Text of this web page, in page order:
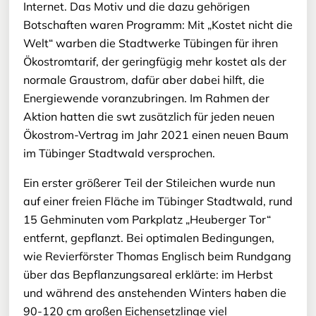
Internet. Das Motiv und die dazu gehörigen
Botschaften waren Programm: Mit „Kostet nicht die
Welt“ warben die Stadtwerke Tübingen für ihren
Ökostromtarif, der geringfügig mehr kostet als der
normale Graustrom, dafür aber dabei hilft, die
Energiewende voranzubringen. Im Rahmen der
Aktion hatten die swt zusätzlich für jeden neuen
Ökostrom-Vertrag im Jahr 2021 einen neuen Baum
im Tübinger Stadtwald versprochen.
Ein erster größerer Teil der Stileichen wurde nun
auf einer freien Fläche im Tübinger Stadtwald, rund
15 Gehminuten vom Parkplatz „Heuberger Tor“
entfernt, gepflanzt. Bei optimalen Bedingungen,
wie Revierförster Thomas Englisch beim Rundgang
über das Bepflanzungsareal erklärte: im Herbst
und während des anstehenden Winters haben die
90-120 cm großen Eichensetzlinge viel